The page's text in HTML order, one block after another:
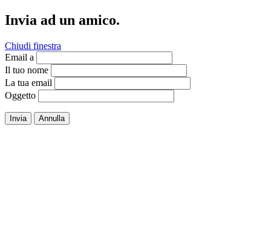
Invia ad un amico.
Chiudi finestra
Email a
Il tuo nome
La tua email
Oggetto
Invia Annulla